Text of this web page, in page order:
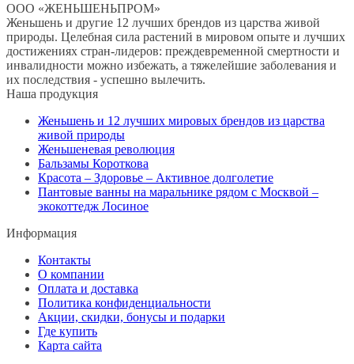
ООО «ЖЕНЬШЕНЬПРОМ»
Женьшень и другие 12 лучших брендов из царства живой
природы. Целебная сила растений в мировом опыте и лучших
достижениях стран-лидеров: преждевременной смертности и
инвалидности можно избежать, а тяжелейшие заболевания и
их последствия - успешно вылечить.
Наша продукция
Женьшень и 12 лучших мировых брендов из царства
живой природы
Женьшеневая революция
Бальзамы Короткова
Красота – Здоровье – Активное долголетие
Пантовые ванны на маральнике рядом с Москвой –
экокоттедж Лосиное
Информация
Контакты
О компании
Оплата и доставка
Политика конфиденциальности
Акции, скидки, бонусы и подарки
Где купить
Карта сайта